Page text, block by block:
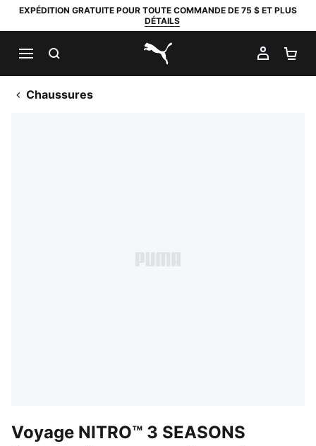
EXPÉDITION GRATUITE POUR TOUTE COMMANDE DE 75 $ ET PLUS
DÉTAILS
PUMA.com
MON
Chaussures
Voyage NITRO™ 3 SEASONS